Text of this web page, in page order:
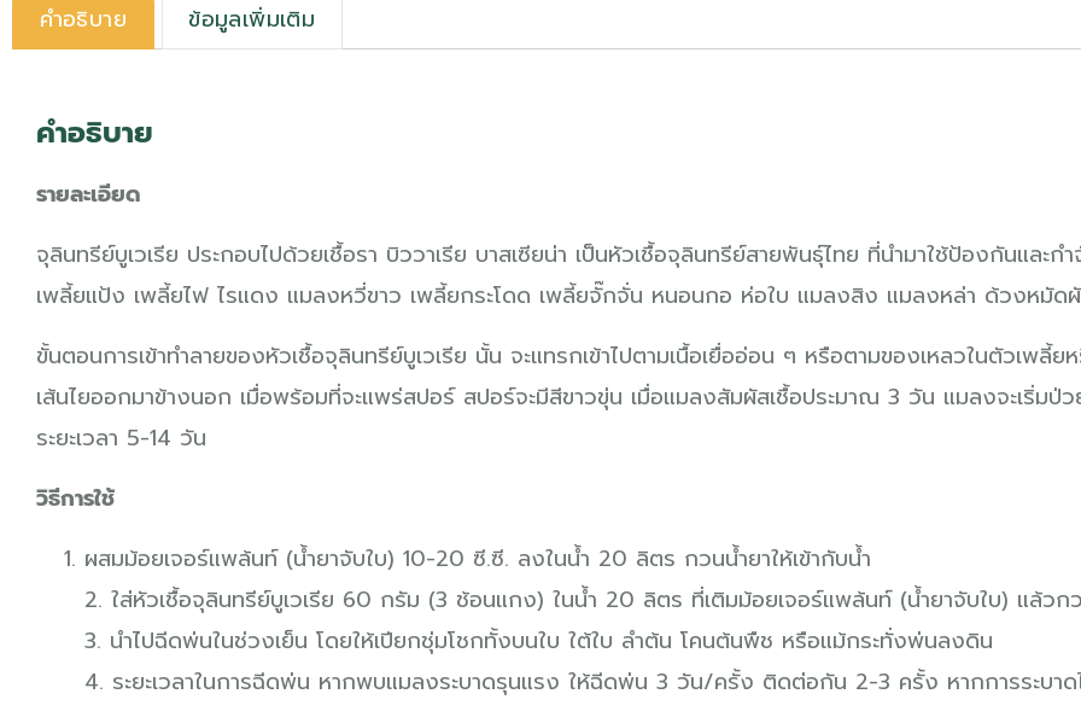
คำอธิบาย ข้อมูลเพิ่มเติม
คำอธิบาย
รายละเอียด
จุลินทรีย์บูเวเรีย ประกอบไปด้วยเชื้อรา บิววาเรีย บาสเซียน่า เป็นหัวเชื้อจุลินทรีย์สายพันธุ์ไทย ที่นำมาใช้ป้องกันแล
เพลี้ยแป้ง เพลี้ยไฟ ไรแดง แมลงหวี่ขาว เพลี้ยกระโดด เพลี้ยจั๊กจั่น หนอนกอ ห่อใบ แมลงสิง แมลงหล่า ด้วงหมัด
ขั้นตอนการเข้าทำลายของหัวเชื้อจุลินทรีย์บูเวเรีย นั้น จะแทรกเข้าไปตามเนื้อเยื่ออ่อน ๆ หรือตามของเหลวในตัวเพลี้
เส้นไยออกมาข้างนอก เมื่อพร้อมที่จะแพร่สปอร์ สปอร์จะมีสีขาวขุ่น เมื่อแมลงสัมผัสเชื้อประมาณ 3 วัน แมลงจะเริ่มป่ว
ระยะเวลา 5-14 วัน
วิธีการใช้
ผสมม้อยเจอร์แพล้นท์ (น้ำยาจับใบ) 10-20 ซี.ซี. ลงในน้ำ 20 ลิตร กวนน้ำยาให้เข้ากับน้ำ
2. ใส่หัวเชื้อจุลินทรีย์บูเวเรีย 60 กรัม (3 ช้อนแกง) ในน้ำ 20 ลิตร ที่เติมม้อยเจอร์แพล้นท์ (น้ำยาจับใบ) แล้วก
3. นำไปฉีดพ่นในช่วงเย็น โดยให้เปียกชุ่มโชกทั้งบนใบ ใต้ใบ ลำต้น โคนต้นพืช หรือแม้กระทั่งพ่นลงดิน
4. ระยะเวลาในการฉีดพ่น หากพบแมลงระบาดรุนแรง ให้ฉีดพ่น 3 วัน/ครั้ง ติดต่อกัน 2-3 ครั้ง หากการระบ